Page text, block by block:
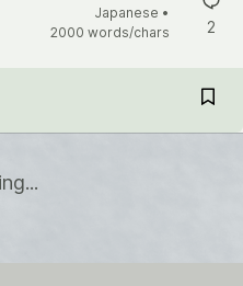
Japanese •
2000 words/chars
2